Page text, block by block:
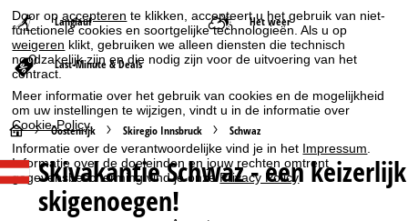
Door opaccepteren te klikken, accepteert u het gebruik van niet-
functionele cookies en soortgelijke technologieën. Als u op
weigeren klikt, gebruiken we alleen diensten die technisch
noodzakelijk zijn en die nodig zijn voor de uitvoering van het
contract.
Meer informatie over het gebruik van cookies en de mogelijkheid
om uw instellingen te wijzigen, vindt u in de informatie over
Cookie-Policy.
Informatie over de verantwoordelijke vind je in het Impressum
Informatie over de doeleinden en jouw rechten omtrent
gegevensbescherming vind je onzePrivacy Policy.
Langlauf Het weer
Last-Minute & Deals
S
t
Oostenrijk Skiregio Innsbruck Schwaz
Skivakantie Schwaz - een keizerlijk
skigenoegen!